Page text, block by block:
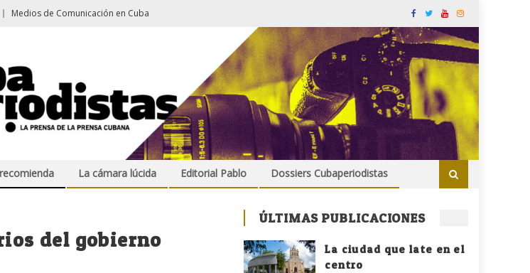
Medios de Comunicación en Cuba
La cámara lúcida Editorial Pablo Dossiers Cubaperiodistas
del gobierno
ÚLTIMAS PUBLICACIONES
La ciudad que late en el
centro